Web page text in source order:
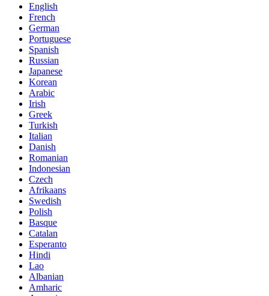
English
French
German
Portuguese
Spanish
Russian
Japanese
Korean
Arabic
Irish
Greek
Turkish
Italian
Danish
Romanian
Indonesian
Czech
Afrikaans
Swedish
Polish
Basque
Catalan
Esperanto
Hindi
Lao
Albanian
Amharic